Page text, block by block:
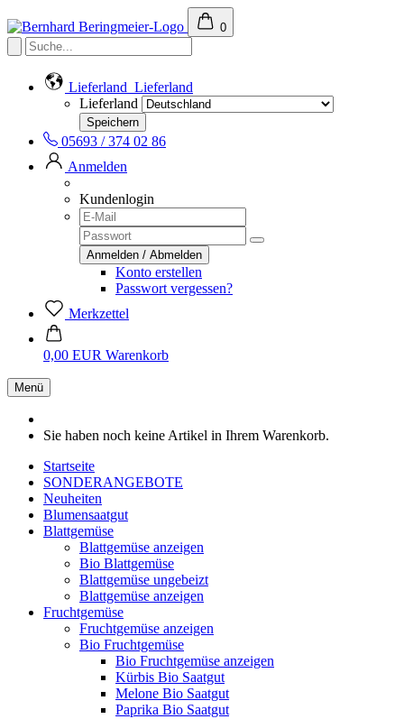
0
Lieferland Lieferland
Lieferland
05693 / 374 02 86
Anmelden
Kundenlogin
Konto erstellen
Passwort vergessen?
Merkzettel
0,00 EUR Warenkorb
Menü
Sie haben noch keine Artikel in Ihrem Warenkorb.
Startseite
SONDERANGEBOTE
Neuheiten
Blumensaatgut
Blattgemüse
Blattgemüse anzeigen
Bio Blattgemüse
Blattgemüse ungebeizt
Blattgemüse anzeigen
Fruchtgemüse
Fruchtgemüse anzeigen
Bio Fruchtgemüse
Bio Fruchtgemüse anzeigen
Kürbis Bio Saatgut
Melone Bio Saatgut
Paprika Bio Saatgut